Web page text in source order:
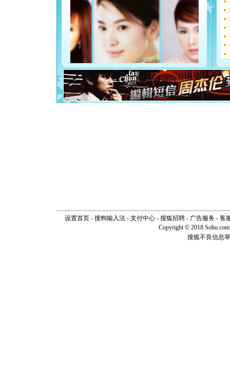
能正大
天都要快
[圣诞节]
如意,快
[元旦]
看
断电。
你是我
[元旦]如
起；二是
离。水晶
[元旦]当
泣，这痛
设置首页- 搜狗输入法- 支付中心- 搜狐招聘- 广告服务- 客
Copyright © 2018
搜狐不良信息